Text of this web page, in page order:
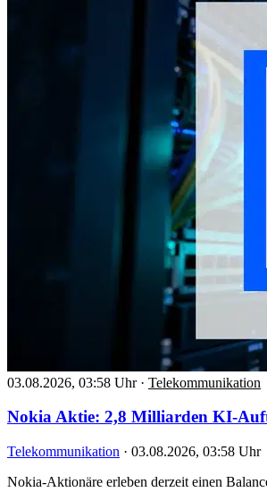
03.08.2026, 03:58 Uhr · Telekommunikation
Nokia Aktie: 2,8 Milliarden KI-
Telekommunikation · 03.08.2026, 03:58 Uhr
Nokia-Aktionäre erleben derzeit einen